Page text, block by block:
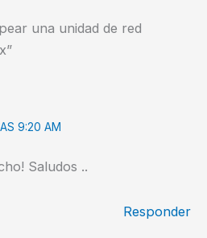
una unidad de red
9:20 AM
Saludos ..
Responder